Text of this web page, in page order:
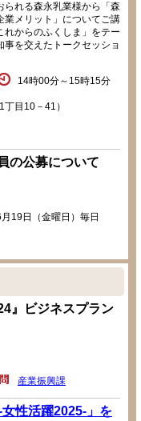
れる森永乳業様から「森
業メリット」についてご講
からのふくしま」をテー
を交えたトークセッショ
14時00分～15時15分
目10－41）
の公募について
19日（金曜日）毎日
』ビジネスプラン
産業振興課
女性活躍2025-」を